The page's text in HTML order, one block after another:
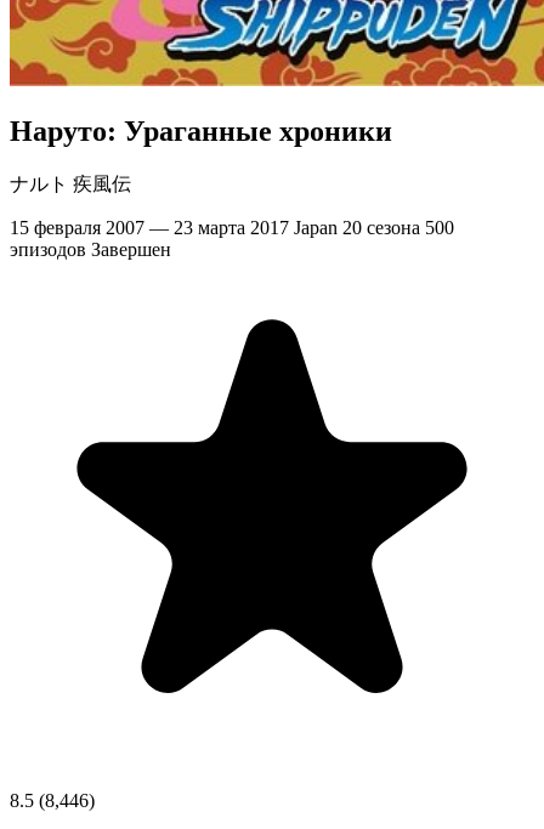
Наруто: Ураганные хроники
ナルト 疾風伝
15 февраля 2007 — 23 марта 2017 Japan 20 сезона 500
эпизодов Завершен
8.5 (8,446)